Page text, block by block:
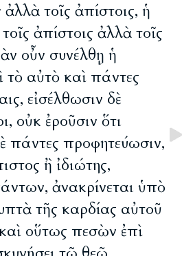
ἀλλὰ τοῖς ἀπίστοις, ἡ
ἀπίστοις ἀλλὰ τοῖς
οὖν συνέλθῃ ἡ
τὸ αὐτὸ καὶ πάντες
εἰσέλθωσιν δὲ
οὐκ ἐροῦσιν ὅτι
πάντες προφητεύωσιν,
ἢ ἰδιώτης,
ἀνακρίνεται ὑπὸ
τῆς καρδίας αὐτοῦ
οὕτως πεσὼν ἐπὶ